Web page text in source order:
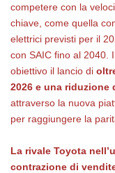
competere con la
chiave, come quella
elettrici previsti per il
con SAIC fino al 2040.
obiettivo il lancio di
2026 e una riduzione
attraverso la nuova
per raggiungere la
La rivale Toyota
contrazione di